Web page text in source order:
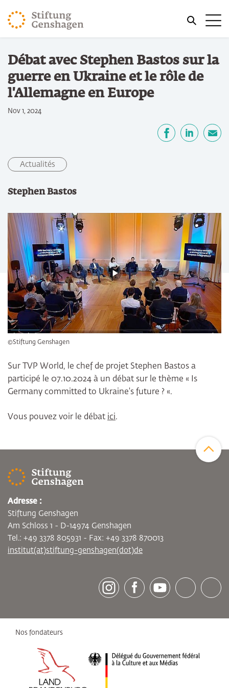
REVENIR AU CONTENU PRINCIPAL
REVENIR À LA RECHERCHE
Vous êtes ici:
Accueil
Débat avec Stephen Bastos sur la
guerre en Ukraine et le rôle de
l'Allemagne en Europe
Nov 1, 2024
Actualités
Stephen Bastos
©Stiftung Genshagen
Sur TVP World, le chef de projet Stephen Bastos a
participé le 07.10.2024 à un débat sur le thème « Is
Germany committed to Ukraine's future ? «.
Vous pouvez voir le débat ici.
[socialLinksTitle]
Adresse :
Stiftung Genshagen
Am Schloss 1 - D-14974 Genshagen
Tel.: +49 3378 805931 - Fax: +49 3378 870013
institut(at)stiftung-genshagen(dot)de
Nos fondateurs